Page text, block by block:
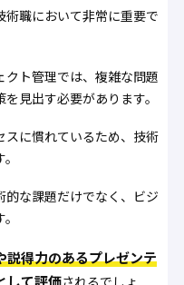
術職において非常に重要で
ト管理では、複雑な問題
見出す必要があります。
に慣れているため、技術
的な課題だけでなく、ビジ
説得力のあるプレゼンテ
して評価されるでしょ